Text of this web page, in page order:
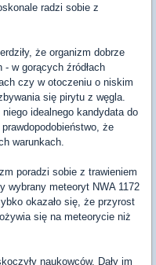
radzi sobie z
że organizm dobrze
w gorących źródłach
czy w otoczeniu o niskim
się pirytu z węgla.
idealnego kandydata do
że
warunkach.
poradzi sobie z trawieniem
wybrany meteoryt NWA 1172
okazało się, że przyrost
się na meteorycie niż
naukowców. Dały im